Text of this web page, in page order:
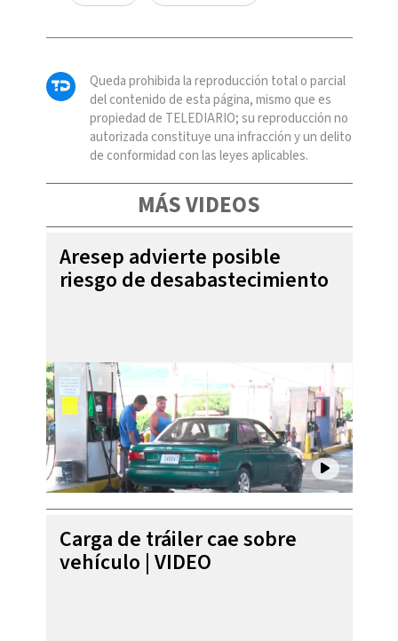
Queda prohibida la reproducción total o parcial
del contenido de esta página, mismo que es
propiedad de TELEDIARIO; su reproducción no
autorizada constituye una infracción y un delito
de conformidad con las leyes aplicables.
MÁS VIDEOS
Aresep advierte posible
riesgo de desabastecimiento
Carga de tráiler cae sobre
vehículo | VIDEO